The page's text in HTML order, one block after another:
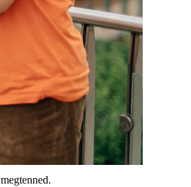
megtenned.